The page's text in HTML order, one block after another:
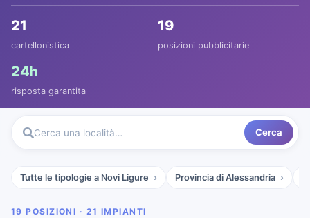
21
cartellonistica
19
posizioni pubblicitarie
24h
risposta garantita
Cerca una località… Cerca
Tutte le tipologie a Novi Ligure Provincia di Alessandria
19 POSIZIONI · 21 IMPIANTI